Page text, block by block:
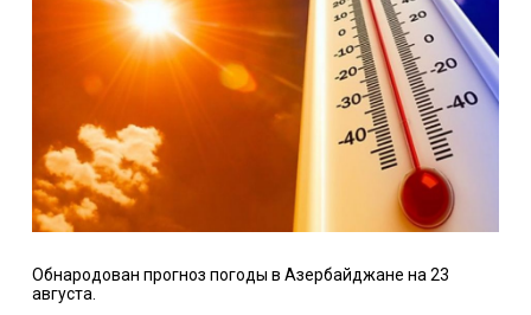
Обнародован прогноз погоды в Азербайджане на 23
августа.